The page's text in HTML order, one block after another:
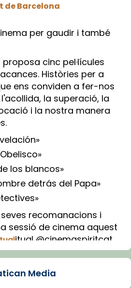
de Barcelona
per gaudir i també
proposa cinc pel·lícules
Històries per a
ens conviden a fer-nos
la superació, la
i la nostra manera
los blancos»
detrás del Papa»
recomanacions i
sessió de cinema aquest
itual @cinemaspiritcat
amb IA (OpenAI)
Media